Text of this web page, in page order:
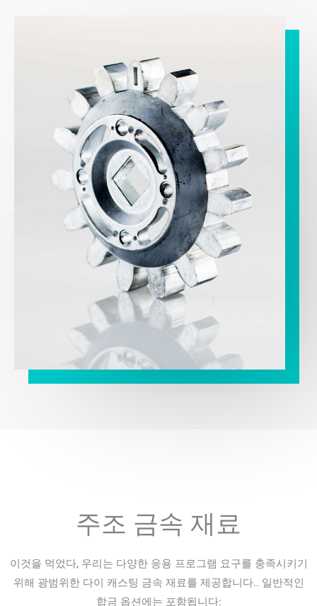
주조 금속 재료
이것을 먹었다, 우리는 다양한 응용 프로그램 요구를 충족시키기
위해 광범위한 다이 캐스팅 금속 재료를 제공합니다.. 일반적인
합금 옵션에는 포함됩니다: